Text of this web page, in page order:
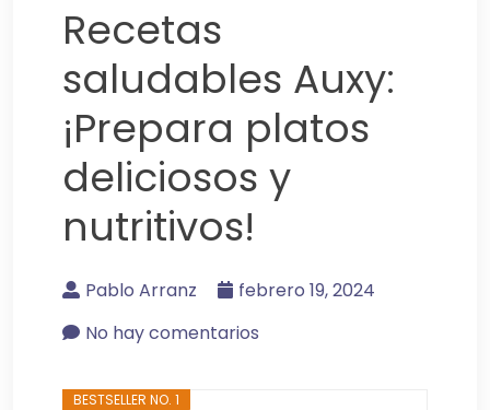
Recetas
saludables Auxy:
¡Prepara platos
deliciosos y
nutritivos!
Pablo Arranz
febrero 19, 2024
No hay comentarios
BESTSELLER NO. 1